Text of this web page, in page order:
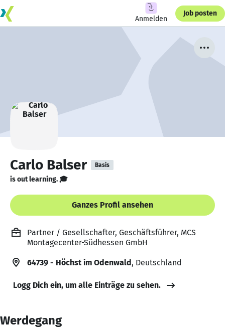
Anmelden
Job posten
Carlo Balser Basis
is out learning. 🎓
Ganzes Profil ansehen
Partner / Gesellschafter, Geschäftsführer, MCS
Montagecenter-Südhessen GmbH
64739 - Höchst im Odenwald, Deutschland
Logg Dich ein, um alle Einträge zu sehen.
Werdegang